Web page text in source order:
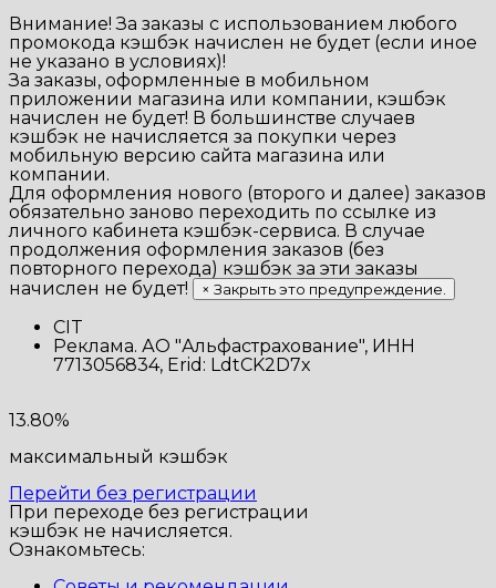
Внимание! За заказы с использованием любого
промокода кэшбэк начислен не будет (если иное
не указано в условиях)!
За заказы, оформленные в мобильном
приложении магазина или компании, кэшбэк
начислен не будет! В большинстве случаев
кэшбэк не начисляется за покупки через
мобильную версию сайта магазина или
компании.
Для оформления нового (второго и далее) заказов
обязательно заново переходить по ссылке из
личного кабинета кэшбэк-сервиса. В случае
продолжения оформления заказов (без
повторного перехода) кэшбэк за эти заказы
начислен не будет!
× Закрыть это предупреждение.
CIT
Реклама. АО "Альфастрахование", ИНН
7713056834, Erid: LdtCK2D7x
13.80%
максимальный кэшбэк
Перейти без регистрации
При переходе без регистрации
кэшбэк не начисляется.
Ознакомьтесь: